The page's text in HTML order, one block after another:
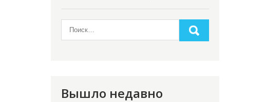
Вышло недавно